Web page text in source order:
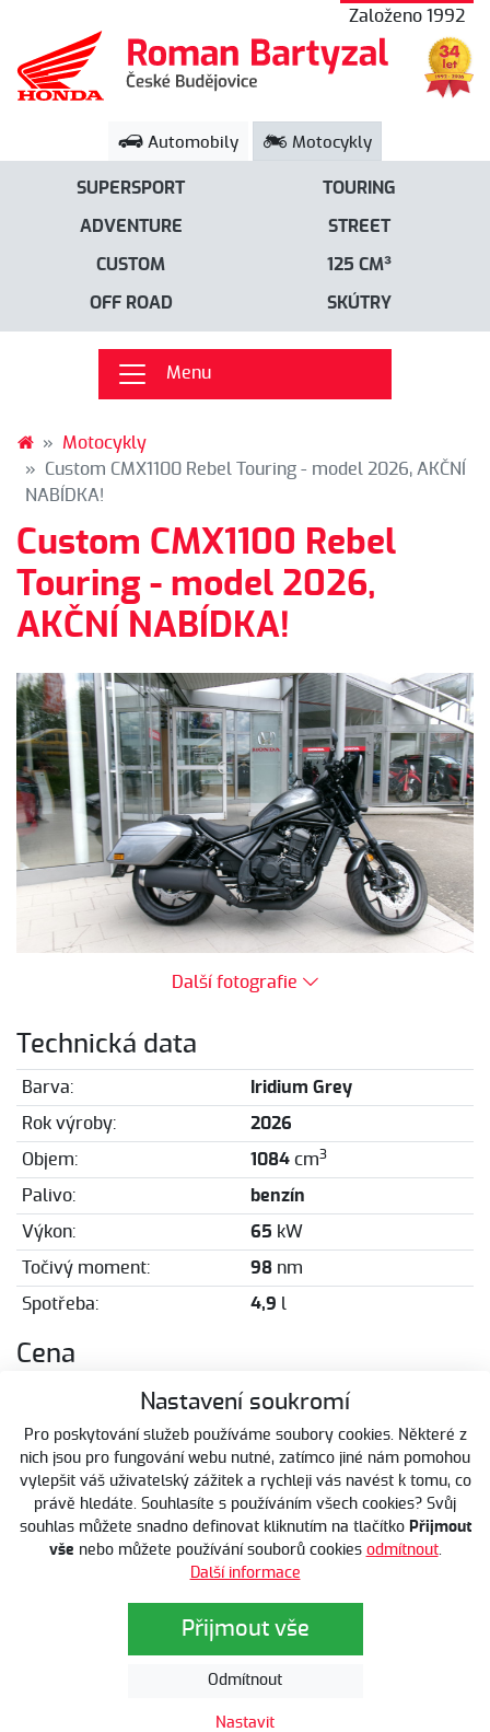
Nastavení soukromí
Pro poskytování služeb používáme soubory cookies. Některé z
nich jsou pro fungování webu nutné, zatímco jiné nám pomohou
vylepšit váš uživatelský zážitek a rychleji vás navést k tomu, co
právě hledáte. Souhlasíte s používáním všech cookies? Svůj
souhlas můžete snadno definovat kliknutím na tlačítko Přijmout
vše nebo můžete používání souborů cookies odmítnout.
Další informace
Přijmout vše
Odmítnout
Nastavit
Založeno 1992
Automobily Motocykly
Menu
SUPERSPORT TOURING
ADVENTURE STREET
CUSTOM 125 CM³
OFF ROAD SKÚTRY
Motocykly
Custom CMX1100 Rebel Touring - model 2026, AKČNÍ
NABÍDKA!
Custom CMX1100 Rebel
Touring - model 2026,
AKČNÍ NABÍDKA!
Technická data
Barva: Iridium Grey
Rok výroby: 2026
Objem: 1084cm3
Palivo: benzín
Výkon: 65 kW
Točivý moment: 98nm
Spotřeba: 4,9 l
Cena
279 800 Kč
Doporučená cena: 289 900 Kč
Doporučená cena DCT: 314 900 Kč
Akční cena: 284 800 Kč
Akční cena DCT: 299 800 Kč
Další fotografie